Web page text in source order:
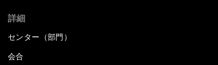
詳細
センター（部門）
会合